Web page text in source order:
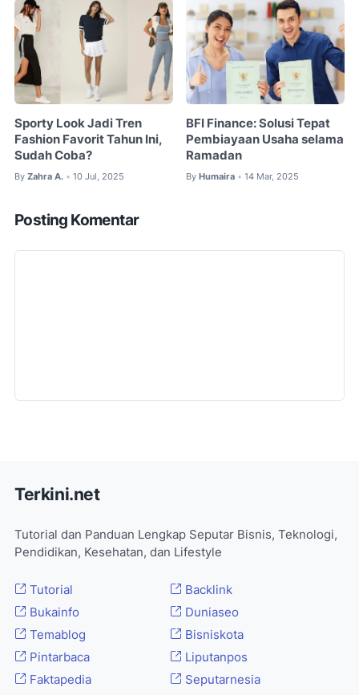
Sporty Look Jadi Tren
Fashion Favorit Tahun Ini,
Sudah Coba?
By Zahra A. • 10 Jul, 2025
BFI Finance: Solusi Tepat
Pembiayaan Usaha selama
Ramadan
By Humaira • 14 Mar, 2025
Posting Komentar
Terkini.net
Tutorial dan Panduan Lengkap Seputar Bisnis, Teknologi,
Pendidikan, Kesehatan, dan Lifestyle
Tutorial
Bukainfo
Temablog
Pintarbaca
Faktapedia
Backlink
Duniaseo
Bisniskota
Liputanpos
Seputarnesia